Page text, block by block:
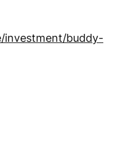
investment/buddy-